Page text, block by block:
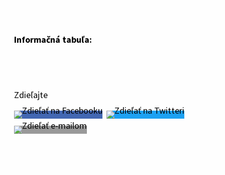
Informačná tabuľa:
Zdieľajte